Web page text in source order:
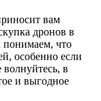
вам
дронов в
понимаем, что
особенно если
волнуйтесь, в
и выгодное